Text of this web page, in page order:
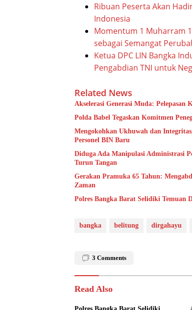
Ribuan Peserta Akan
Indonesia
Momentum 1 Muharram
sebagai Semangat
Ketua DPC LIN Bangka
Pengabdian TNI untuk
Related News
Akselerasi Generasi Muda: Pelepasan
Polda Babel Tegaskan Komitmen
Mengokohkan Ukhuwah dan
Personel BIN Baru
Diduga Ada Manipulasi Administrasi
Turun Tangan
Gerakan Pramuka 65 Tahun:
Zaman
Polres Bangka Barat Selidiki Temuan
bangka belitung dirgahayu
3 Comments
Read Also